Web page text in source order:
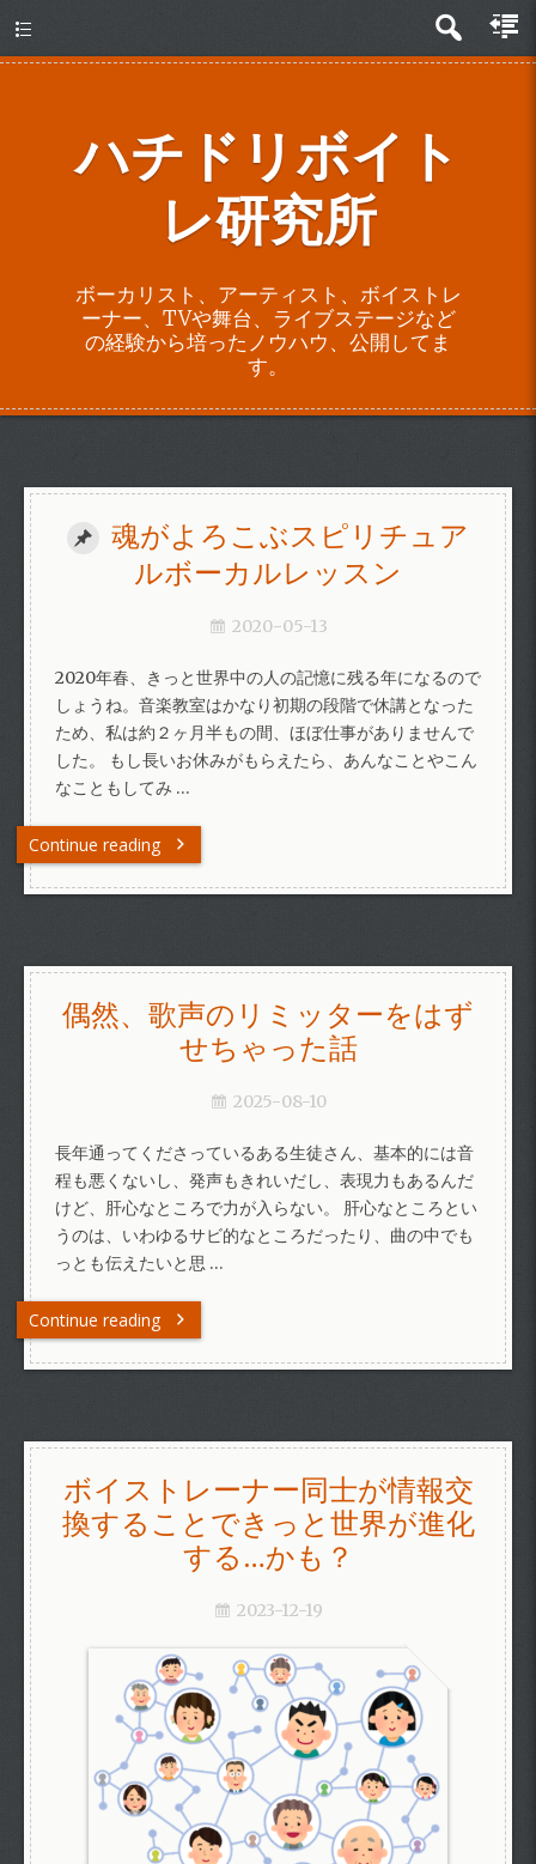
ハチドリボイト
レ研究所
ボーカリスト、アーティスト、ボイストレ
ーナー、TVや舞台、ライブステージなど
の経験から培ったノウハウ、公開してま
す。
魂がよろこぶスピリチュア
ルボーカルレッスン
2020-05-13
2020年春、きっと世界中の人の記憶に残る年になるので
しょうね。音楽教室はかなり初期の段階で休講となった
ため、私は約２ヶ月半もの間、ほぼ仕事がありませんで
した。 もし長いお休みがもらえたら、あんなことやこん
なこともしてみ …
Continue reading
偶然、歌声のリミッターをはず
せちゃった話
2025-08-10
長年通ってくださっているある生徒さん、基本的には音
程も悪くないし、発声もきれいだし、表現力もあるんだ
けど、肝心なところで力が入らない。 肝心なところとい
うのは、いわゆるサビ的なところだったり、曲の中でも
っとも伝えたいと思 …
Continue reading
ボイストレーナー同士が情報交
換することできっと世界が進化
する…かも？
2023-12-19